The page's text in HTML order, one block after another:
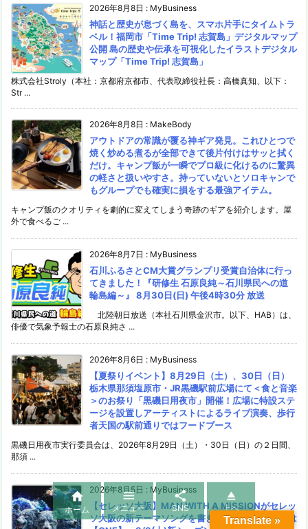
2026年8月8日 : MyBusiness
神話と歴史が息づく島を、スマホ片手にタイムトラ
ベル！福岡市「Time Trip! 志賀島」デジタルマップ
公開 島の歴史や伝承を可視化したイラストデジタル
マップ「Time Trip! 志賀島」
株式会社Stroly（本社：京都府京都市、代表取締役社長：高橋真知、以下：
Str ...
2026年8月8日 : MakeBody
アウトドアの常識が覆る神ギア発見。これひとつで
焼く炒める煮るが全部できて後片付けはサッと拭く
だけ。キャンプ飯が一瞬でプロ級に化けるのに驚異
の軽さと扱いやすさ。持っていないとソロキャンで
もグループでも確実に損をする最強アイテム。
キャンプ飯のクオリティを劇的に変えてしまう奇跡のギアを紹介します。屋
外で食べるご ...
2026年8月7日 : MyBusiness
石川ふるさとCM大賞グランプリ受賞自治体に行っ
てきました！『研修生 石原良純～石川県民への道
輪島編～』 8月30日(日) 午後4時30分 放送
北陸朝日放送（本社石川県金沢市。以下、HAB）は、
俳優で気象予報士の石原良純さ ...
2026年8月6日 : MyBusiness
【夏祭りイベント】8月29日（土）、30日（日）
栃木県那須塩原市・JR黒磯駅前広場にて＜食と音楽
＞のお祭り「黒磯日用夜市」開催！広場に特設ステ
ージを設置しアーティストによるライブ演奏、歩行
者天国の駅前通りではフードブース
黒磯日用夜市実行委員会は、2026年8月29日（土）・30日（日）の２日間、
那須 ...
2026年8月5日 : MyBusiness
【セレッソ大阪】MAN WITH A MISSIONがセレッ
ソ大阪の新テーマソングを書き下ろし！ タイトルは

ホーム

メニュー

SNS

上へ
Translate »